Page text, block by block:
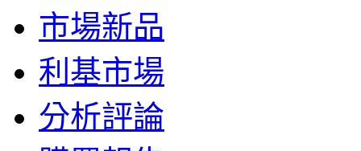
市場新品
利基市場
分析評論